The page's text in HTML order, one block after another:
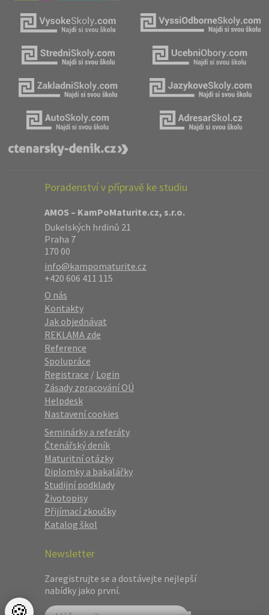
Poradenství v přípravě ke studiu
AMOS – KamPoMaturite.cz, s.r.o.
Dukelských hrdinů 21
Praha 7
170 00
info@kampomaturite.cz
+420 606 411 115
O nás
Kontakty
Jak objednávat
REKLAMA zde
Reference
Spolupráce
Registrace / Login
Zásady zpracování OÚ
Helpdesk
Nastavení cookies
Seminárky a referáty
Čtenářský deník
Maturitní otázky
Diplomky a bakalářky
Studijní podklady
Životopisy
Přijímací zkoušky
Katalog škol
Newsletter
Zaregistrujte se a dostávejte nejlepší
nabídky jako první.